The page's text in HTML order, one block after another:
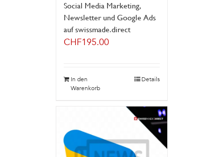
Social Media Marketing,
Newsletter und Google Ads
auf swissmade.direct
CHF195.00
In den
Warenkorb
Details